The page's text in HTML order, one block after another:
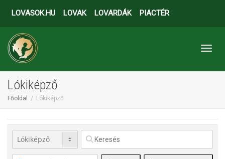
LOVASOK.HU LOVAK LOVARDÁK PIACTÉR
Lókiképző
Főoldal Lókiképző